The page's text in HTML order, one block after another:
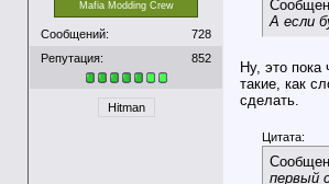
Mafia Modding Crew
Сообщений:
728
Репутация:
852
Hitman
А если
Ну, это
такие, как
сделать.
Цитата:
первый